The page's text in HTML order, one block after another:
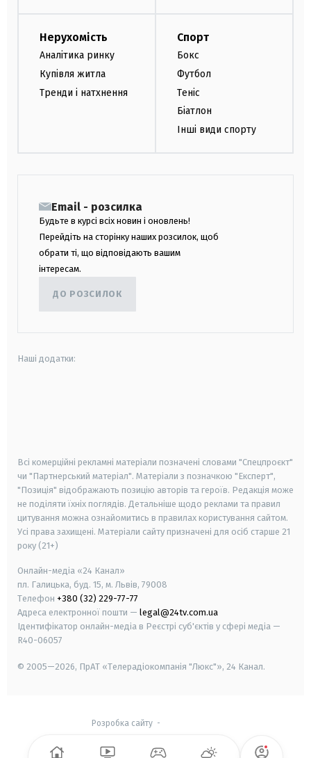
Нерухомість
Аналітика ринку
Купівля житла
Тренди і натхнення
Спорт
Бокс
Футбол
Теніс
Біатлон
Інші види спорту
Email - розсилка
Будьте в курсі всіх новин і оновлень!
Перейдіть на сторінку наших розсилок, щоб
обрати ті, що відповідають вашим
інтересам.
ДО РОЗСИЛОК
Наші додатки:
Всі комерційні рекламні матеріали позначені словами "Спецпроєкт"
чи "Партнерський матеріал". Матеріали з позначкою "Експерт",
"Позиція" відображають позицію авторів та героїв. Редакція може
не поділяти їхніх поглядів. Детальніше щодо реклами та правил
цитування можна ознайомитись в правилах користування сайтом.
Усі права захищені. Матеріали сайту призначені для осіб старше 21
року (21+)
Онлайн-медіа «24 Канал»
пл. Галицька, буд. 15, м. Львів, 79008
Телефон +380 (32) 229-77-77
Адреса електронної пошти — legal@24tv.com.ua
Ідентифікатор онлайн-медіа в Реєстрі суб'єктів у сфері медіа —
R40-06057
© 2005—2026, ПрАТ «Телерадіокомпанія "Люкс"», 24 Канал.
Розробка сайту-